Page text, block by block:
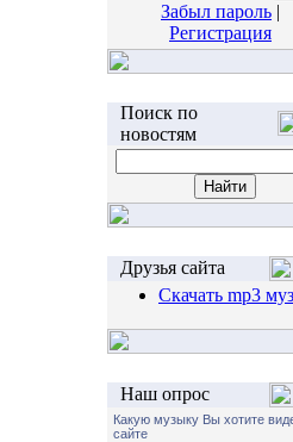
Забыл пароль |
Регистрация
Поиск по
новостям
Друзья сайта
Скачать mp3
Наш опрос
Какую музыку Вы хотите
сайте